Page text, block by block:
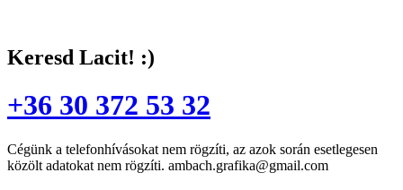
Keresd Lacit! :)
+36 30 372 53 32
Cégünk a telefonhívásokat nem rögzíti, az azok során esetlegesen
közölt adatokat nem rögzíti. ambach.grafika@gmail.com